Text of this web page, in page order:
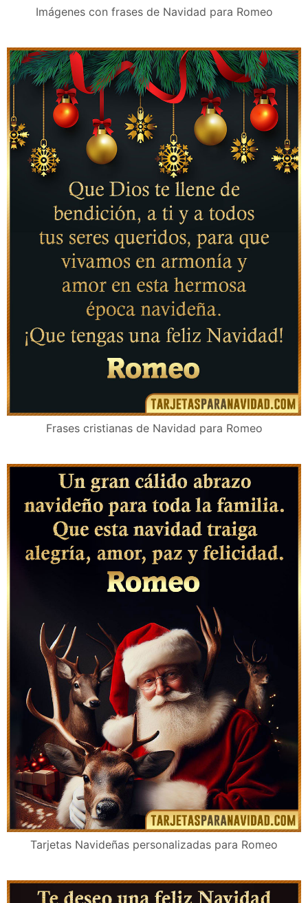
Imágenes con frases de Navidad para Romeo
Frases cristianas de Navidad para Romeo
Tarjetas Navideñas personalizadas para Romeo